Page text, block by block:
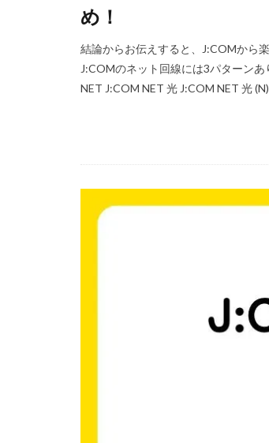
め！
結論からお伝えすると、J:COMから
J:COMのネット回線には3パターン
NET J:COM NET 光 J:COM NET 光